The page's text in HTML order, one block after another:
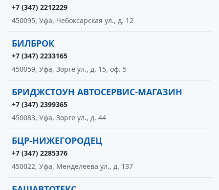
+7 (347) 2212229
450095, Уфа, Чебоксарская ул., д. 12
БИЛБРОК
+7 (347) 2233165
450059, Уфа, Зорге ул., д. 15, оф. 5
БРИДЖСТОУН АВТОСЕРВИС-МАГАЗИН
+7 (347) 2399365
450083, Уфа, Зорге ул., д. 44
БЦР-НИЖЕГОРОДЕЦ
+7 (347) 2285376
450022, Уфа, Менделеева ул., д. 137